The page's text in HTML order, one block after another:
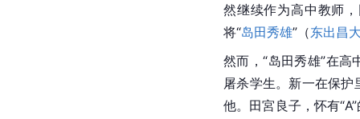
然继续作为高中教师
将“岛田秀雄”（东出昌
然而，“岛田秀雄”在高
屠杀学生。新一在保护
他。田宮良子，怀有